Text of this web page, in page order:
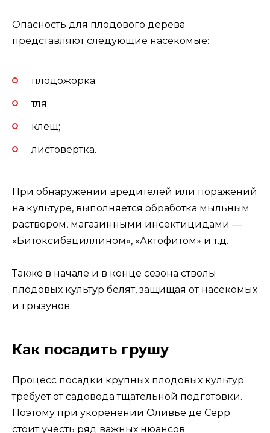
Опасность для плодового дерева
представляют следующие насекомые:
плодожорка;
тля;
клещ;
листовертка.
При обнаружении вредителей или поражений
на культуре, выполняется обработка мыльным
раствором, магазинными инсектицидами —
«Битоксибациллином», «Актофитом» и т.д.
Также в начале и в конце сезона стволы
плодовых культур белят, защищая от насекомых
и грызунов.
Как посадить грушу
Процесс посадки крупных плодовых культур
требует от садовода тщательной подготовки.
Поэтому при укоренении Оливье де Серр
стоит учесть ряд важных нюансов.